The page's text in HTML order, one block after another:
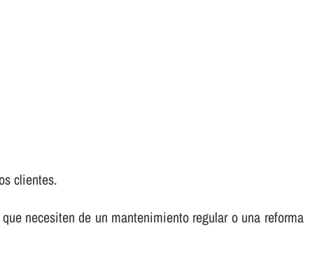
clientes.
necesiten de un mantenimiento regular o una reforma